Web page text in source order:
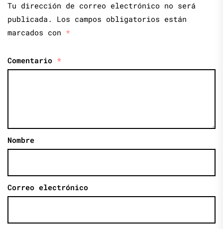
Tu dirección de correo electrónico no será
publicada.
Los campos obligatorios están
marcados con *
Comentario *
Nombre
Correo electrónico